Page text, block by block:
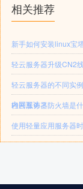
相关推荐
新手如何安装linux宝
轻云服务器升级CN2
轻云服务器的不同实
内网互访？
轻云服务器防火墙是
使用轻量应用服务器